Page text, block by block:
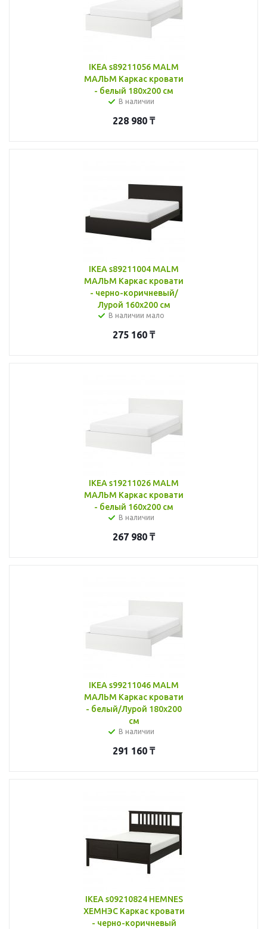
IKEA s89211056 MALM
МАЛЬМ Каркас кровати
- белый 180x200 см
В наличии
228 980 ₸
IKEA s89211004 MALM
МАЛЬМ Каркас кровати
- черно-коричневый/
Лурой 160x200 см
В наличии мало
275 160 ₸
IKEA s19211026 MALM
МАЛЬМ Каркас кровати
- белый 160x200 см
В наличии
267 980 ₸
IKEA s99211046 MALM
МАЛЬМ Каркас кровати
- белый/Лурой 180x200
см
В наличии
291 160 ₸
IKEA s09210824 HEMNES
ХЕМНЭС Каркас кровати
- черно-коричневый